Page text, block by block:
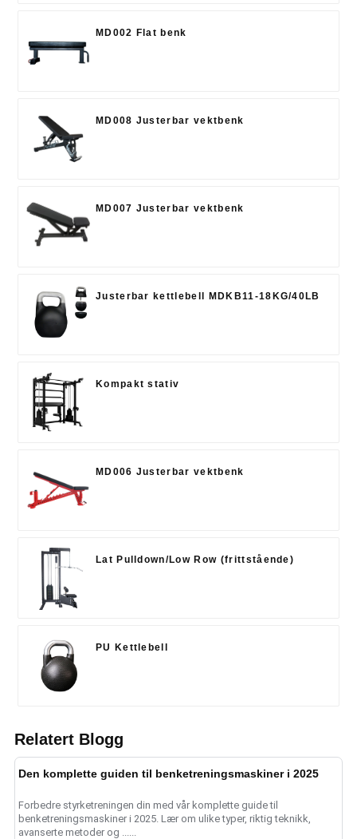
MD002 Flat benk
MD008 Justerbar vektbenk
MD007 Justerbar vektbenk
Justerbar kettlebell MDKB11-18KG/40LB
Kompakt stativ
MD006 Justerbar vektbenk
Lat Pulldown/Low Row (frittstående)
PU Kettlebell
Relatert Blogg
Den komplette guiden til benketreningsmaskiner i 2025
Forbedre styrketreningen din med vår komplette guide til
benketreningsmaskiner i 2025. Lær om ulike typer, riktig teknikk,
avanserte metoder og ......